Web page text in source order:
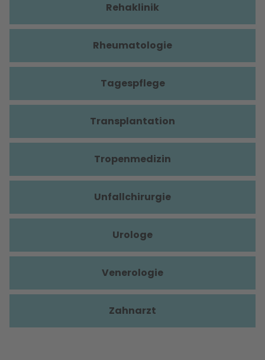
Rehaklinik
Rheumatologie
Tagespflege
Transplantation
Tropenmedizin
Unfallchirurgie
Urologe
Venerologie
Zahnarzt